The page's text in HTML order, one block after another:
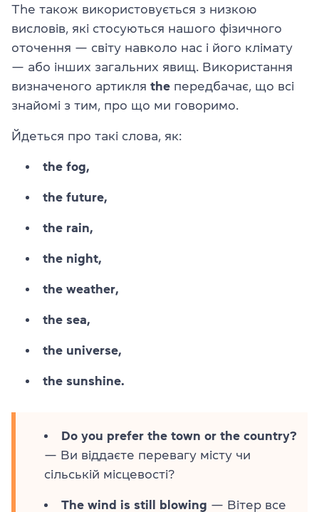
The також використовується з низкою
висловів, які стосуються нашого фізичного
оточення — світу навколо нас і його клімату
— або інших загальних явищ. Використання
визначеного артикля the передбачає, що всі
знайомі з тим, про що ми говоримо.
Йдеться про такі слова, як:
the fog,
the future,
the rain,
the night,
the weather,
the sea,
the universe,
the sunshine.
Do you prefer the town or the country?
— Ви віддаєте перевагу місту чи
сільській місцевості?
The wind is still blowing — Вітер все